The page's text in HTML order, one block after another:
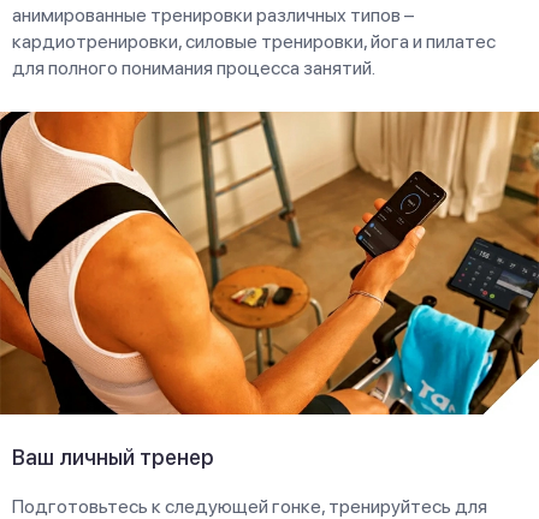
анимированные тренировки различных типов –
кардиотренировки, силовые тренировки, йога и пилатес
для полного понимания процесса занятий.
Ваш личный тренер
Подготовьтесь к следующей гонке, тренируйтесь для